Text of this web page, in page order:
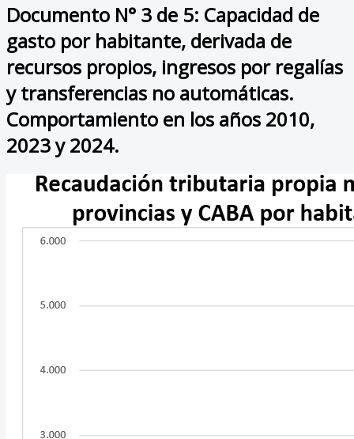
Documento N° 3 de 5: Capacidad de
gasto por habitante, derivada de
recursos propios, ingresos por regalías
y transferencias no automáticas.
Comportamiento en los años 2010,
2023 y 2024.